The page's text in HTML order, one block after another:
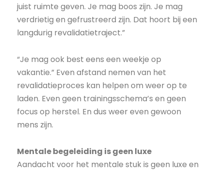
juist ruimte geven. Je mag boos zijn. Je mag
verdrietig en gefrustreerd zijn. Dat hoort bij een
langdurig revalidatietraject.”
“Je mag ook best eens een weekje op
vakantie.” Even afstand nemen van het
revalidatieproces kan helpen om weer op te
laden. Even geen trainingsschema’s en geen
focus op herstel. En dus weer even gewoon
mens zijn.
Mentale begeleiding is geen luxe
Aandacht voor het mentale stuk is geen luxe en